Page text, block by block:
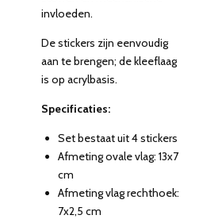
invloeden.
De stickers zijn eenvoudig
aan te brengen; de kleeflaag
is op acrylbasis.
Specificaties:
Set bestaat uit 4 stickers
Afmeting ovale vlag: 13x7
cm
Afmeting vlag rechthoek:
7x2,5 cm